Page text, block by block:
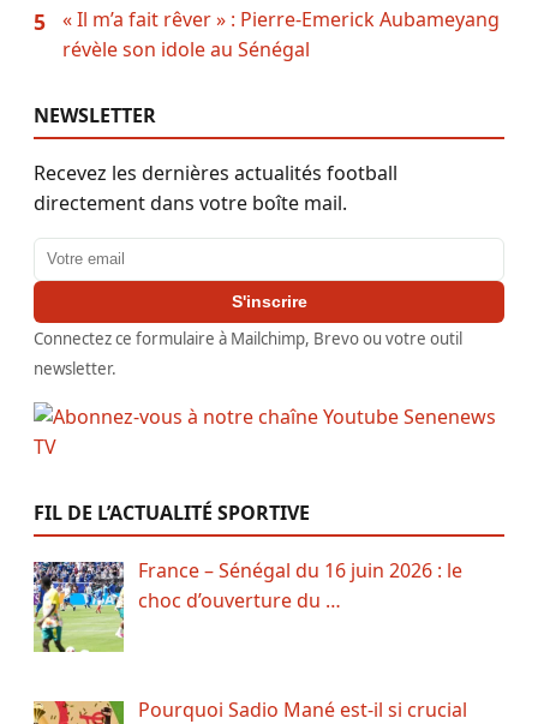
5
« Il m’a fait rêver » : Pierre-Emerick Aubameyang
révèle son idole au Sénégal
NEWSLETTER
Recevez les dernières actualités football
directement dans votre boîte mail.
Adresse email
S'inscrire
Connectez ce formulaire à Mailchimp, Brevo ou votre outil
newsletter.
FIL DE L’ACTUALITÉ SPORTIVE
France – Sénégal du 16 juin 2026 : le
choc d’ouverture du …
Pourquoi Sadio Mané est-il si crucial